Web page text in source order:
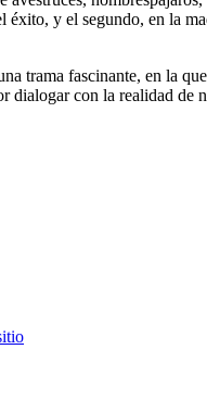
éxito, y el segundo, en la
trama fascinante, en la
dialogar con la realidad de